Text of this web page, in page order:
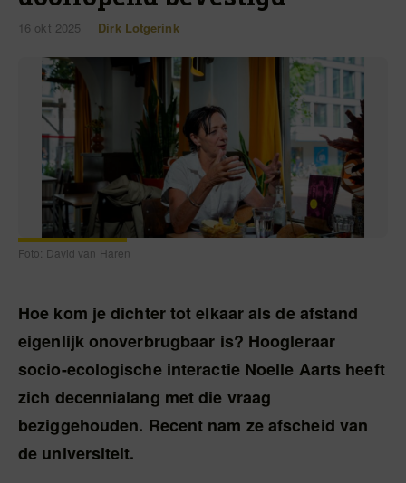
16 okt 2025 Dirk Lotgerink
Foto: David van Haren
Hoe kom je dichter tot elkaar als de afstand
eigenlijk onoverbrugbaar is? Hoogleraar
socio-ecologische interactie Noelle Aarts heeft
zich decennialang met die vraag
beziggehouden. Recent nam ze afscheid van
de universiteit.